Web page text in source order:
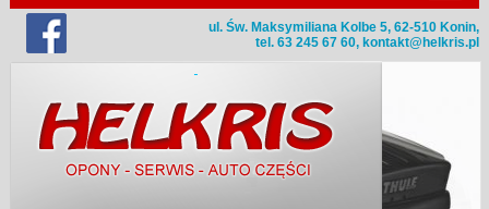
ul. Św. Maksymiliana Kolbe 5, 62-510 Konin,
tel. 63 245 67 60, kontakt@helkris.pl